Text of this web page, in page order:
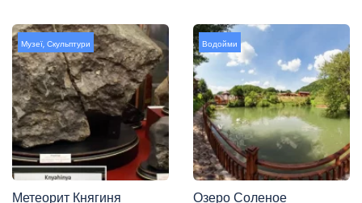
Музеї, Скульптури
Метеорит Княгиня
Водойми
Озеро Соленое